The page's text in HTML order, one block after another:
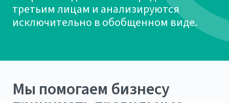
третьим лицам и анализируются
исключительно в обобщенном виде.
Мы помогаем бизнесу